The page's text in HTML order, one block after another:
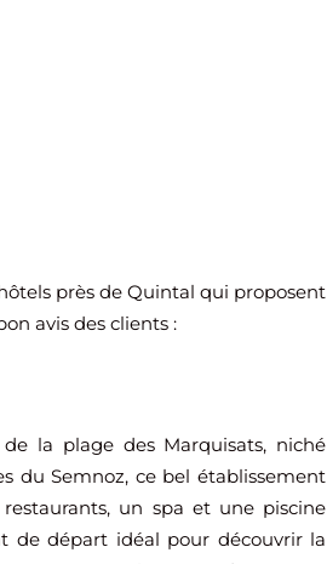
près de Quintal qui proposent
avis des clients :
la plage des Marquisats, niché
du Semnoz, ce bel établissement
un spa et une piscine
de départ idéal pour découvrir la